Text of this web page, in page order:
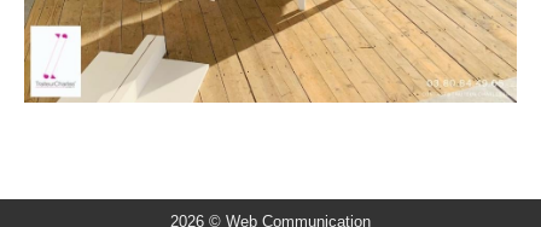
2026 © Web Communication